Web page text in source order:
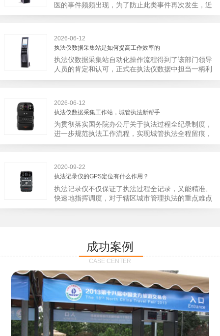
医的事件频频出现，为了防止此类事件再次发生，近
日，广西南宁市卫建委发出通知，要求当地市属各三
大体只有两个，其一，安装安检门是否会激化矛盾。
其二，安装安检门可以防范于未然。1月6号当天，南
宁市第二医院刚试行安检的首日，检查出10多把各类
刀具和一把管制类刀具。近来伤医事件屡屡发生，安
装安检门可以缓解医生安全感不足的问题，同时安检
2026-06-12
执法仪数据采集站是如何提高工作效率的
执法仪数据采集站自动化操作流程得到了该部门领导
人员的肯定和认可，正式在执法仪数据中担当一柄利
剑。 执法仪数据采集站对于执法仪数据资料的管理
备能自动读取目标对象，并同步到采集站中，此外设
备具有断点续传的功能，如果碰到网络故障，可以从
已经上传或下载的部分开始继续上传下载未完成的部
分，而没有必要从头开始上传下载，能节省时间，提
高速度。再者待数据传输完毕之后，执法仪数据采集
下次直接使用，提高执法仪数据效率。执法仪数据采
集站还具有强大的数据存储管理系统，后台统计不同
上传时段、不同重要级别的数据，将统计结果以图表
或者报表的形式呈现；设备设置有用户操作权限管
理，自动将用户警员编号与执法仪编号绑定，保障数
据的合法性，同时系统可设置每个警员的权限，明确
2026-06-12
执法仪数据采集工作站，城管执法新帮手
为贯彻落实国务院办公厅关于执法过程全纪录制度，
进一步规范执法工作流程，实现城管执法全程留痕，
深入推进执法队伍规范化建设，给城管执法工作添加
止了双方矛盾的发生。现在有了执法仪数据采集工作
站，执法队员的担忧便得到有效的解决。每个采集工
作站可支持多台执法记录仪设备同时上传数据，队员
当天使用当天上传，通过数据线接入到采集工作站，
它会自动读取所有的视频、音频、图片、日志等信
作站也能自动为执法记录仪充充电、校校时，做执法
记录仪的贴心小"保姆"。随着群众法律意识的逐步提
高，行政执法行为更加"阳光、透明"，通过工作站可
以随时调取证据视频，精准查阅现场资料，直戳了当
的展示给行政相对人看，有效的减少了行政相对人对
城管执法行为的误解，树立了执法的公信力。
2020-09-22
执法记录仪的GPS定位有什么作用？
执法记录仪不仅保证了执法过程全记录，又能精准、
快速地指挥调度，对于辖区城市管理执法的重点难点
也能一目了然，在城市管理工作信息化中发挥着重要
定位模块，可通过移动网络将位置信息实时发送到监
控中心，在平台的电子地图上显示出设备的具体位
置，实时查看执法人员到岗情况及根据执法环境迅速
调配周边执法人员。同时，内置NFC芯片，可支持身
份证查验等拓展功能，在实战中发挥着重要的作用，
能广泛应用于交警公安执法、卫生监督、城管执法、
海关执法、路政、质量监督、林业园林、消防、质量
监督、公路铁路等各个领域。
成功案例
CASE CENTER